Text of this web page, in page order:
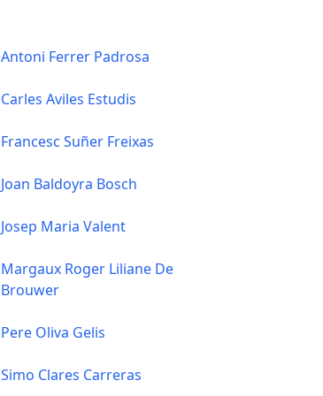
Antoni Ferrer Padrosa
Carles Aviles Estudis
Francesc Suñer Freixas
Joan Baldoyra Bosch
Josep Maria Valent
Margaux Roger Liliane De
Brouwer
Pere Oliva Gelis
Simo Clares Carreras